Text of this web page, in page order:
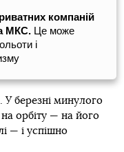
компаній
МКС. Це може
і
У березні минулого
на орбіту — на його
— і успішно